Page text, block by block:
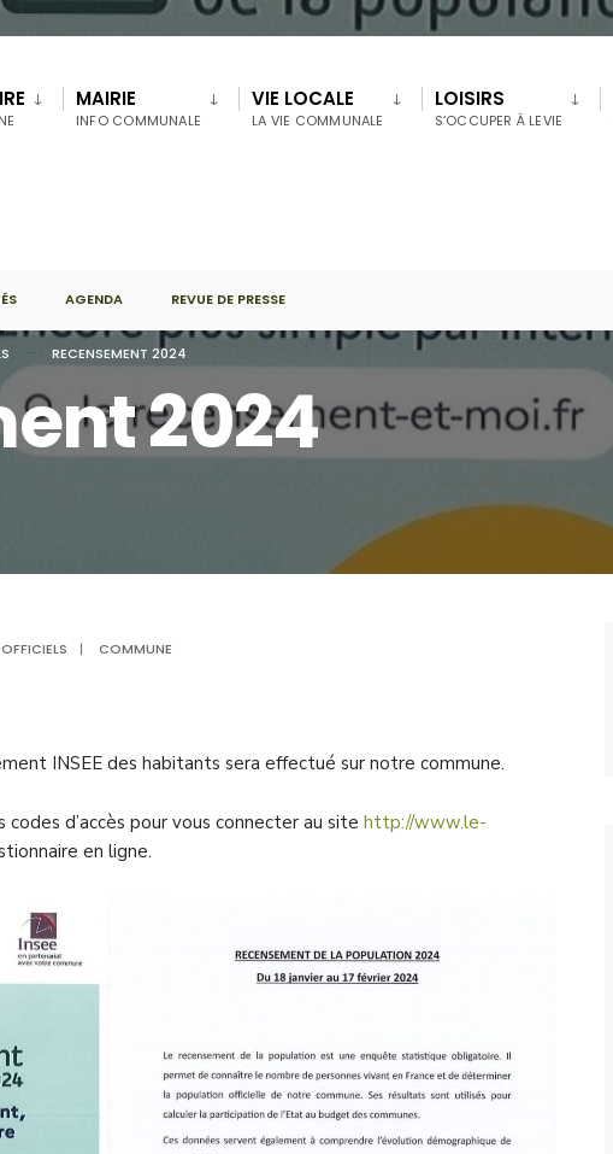
MAIRIE
INFO COMMUNALE
VIE LOCALE
LA VIE COMMUNALE
LOISIRS
S’OCCUPER À LEVIE
AGENDA REVUE DE PRESSE
RECENSEMENT 2024
2024
| COMMUNE
INSEE des habitants sera effectué sur notre commune.
d’accès pour vous connecter au site http://www.le-
en ligne.